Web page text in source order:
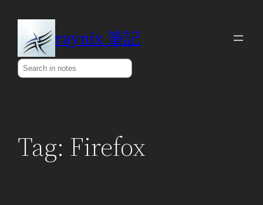
content
raynix 筆記
Search
Tag: Firefox